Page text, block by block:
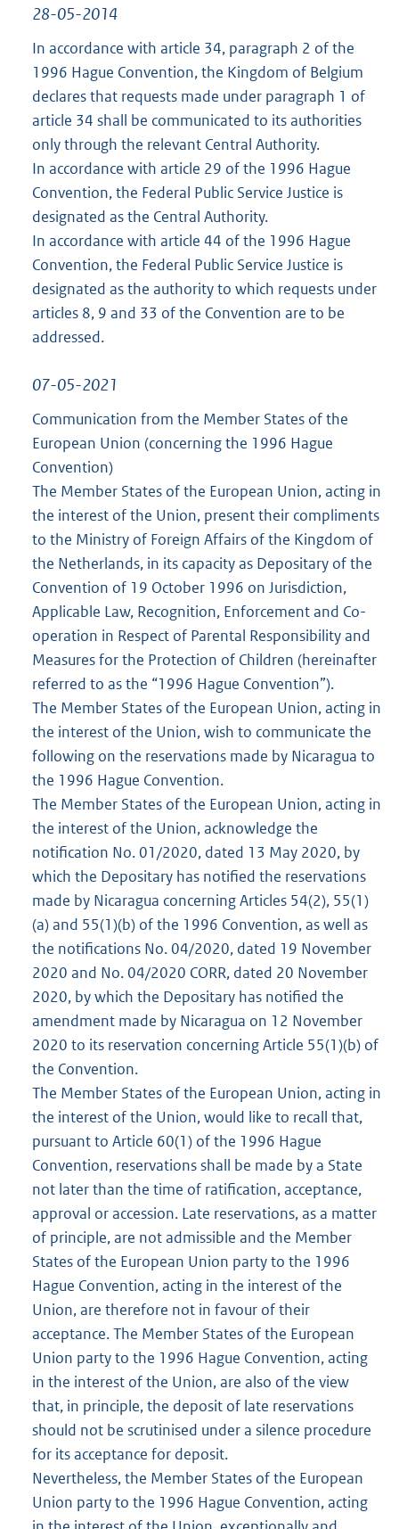
28-05-2014
In accordance with article 34, paragraph 2 of the
1996 Hague Convention, the Kingdom of Belgium
declares that requests made under paragraph 1 of
article 34 shall be communicated to its authorities
only through the relevant Central Authority.
In accordance with article 29 of the 1996 Hague
Convention, the Federal Public Service Justice is
designated as the Central Authority.
In accordance with article 44 of the 1996 Hague
Convention, the Federal Public Service Justice is
designated as the authority to which requests under
articles 8, 9 and 33 of the Convention are to be
addressed.
07-05-2021
Communication from the Member States of the
European Union (concerning the 1996 Hague
Convention)
The Member States of the European Union, acting in
the interest of the Union, present their compliments
to the Ministry of Foreign Affairs of the Kingdom of
the Netherlands, in its capacity as Depositary of the
Convention of 19 October 1996 on Jurisdiction,
Applicable Law, Recognition, Enforcement and Co-
operation in Respect of Parental Responsibility and
Measures for the Protection of Children (hereinafter
referred to as the “1996 Hague Convention”).
The Member States of the European Union, acting in
the interest of the Union, wish to communicate the
following on the reservations made by Nicaragua to
the 1996 Hague Convention.
The Member States of the European Union, acting in
the interest of the Union, acknowledge the
notification No. 01/2020, dated 13 May 2020, by
which the Depositary has notified the reservations
made by Nicaragua concerning Articles 54(2), 55(1)
(a) and 55(1)(b) of the 1996 Convention, as well as
the notifications No. 04/2020, dated 19 November
2020 and No. 04/2020 CORR, dated 20 November
2020, by which the Depositary has notified the
amendment made by Nicaragua on 12 November
2020 to its reservation concerning Article 55(1)(b) of
the Convention.
The Member States of the European Union, acting in
the interest of the Union, would like to recall that,
pursuant to Article 60(1) of the 1996 Hague
Convention, reservations shall be made by a State
not later than the time of ratification, acceptance,
approval or accession. Late reservations, as a matter
of principle, are not admissible and the Member
States of the European Union party to the 1996
Hague Convention, acting in the interest of the
Union, are therefore not in favour of their
acceptance. The Member States of the European
Union party to the 1996 Hague Convention, acting
in the interest of the Union, are also of the view
that, in principle, the deposit of late reservations
should not be scrutinised under a silence procedure
for its acceptance for deposit.
Nevertheless, the Member States of the European
Union party to the 1996 Hague Convention, acting